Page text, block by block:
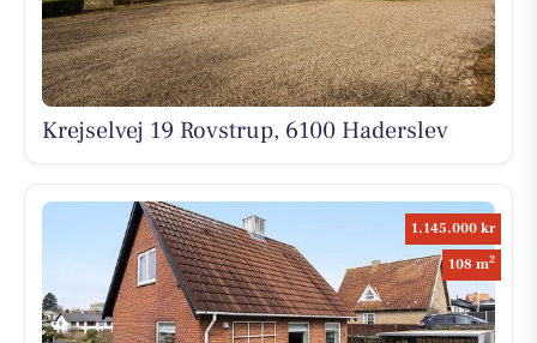
Krejselvej 19 Rovstrup, 6100 Haderslev
1.145.000 kr
108 m2